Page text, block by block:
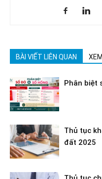
BÀI VIẾT LIÊN QUAN
Phân biệt
Thủ tục
đất 2025